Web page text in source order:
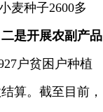
麦种子2600多
二是开展农副产品
户贫困户种植
算。截至目前，